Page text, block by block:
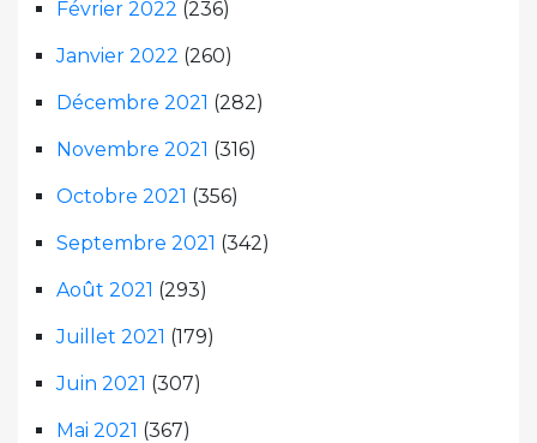
Février 2022 (236)
Janvier 2022 (260)
Décembre 2021 (282)
Novembre 2021 (316)
Octobre 2021 (356)
Septembre 2021 (342)
Août 2021 (293)
Juillet 2021 (179)
Juin 2021 (307)
Mai 2021 (367)